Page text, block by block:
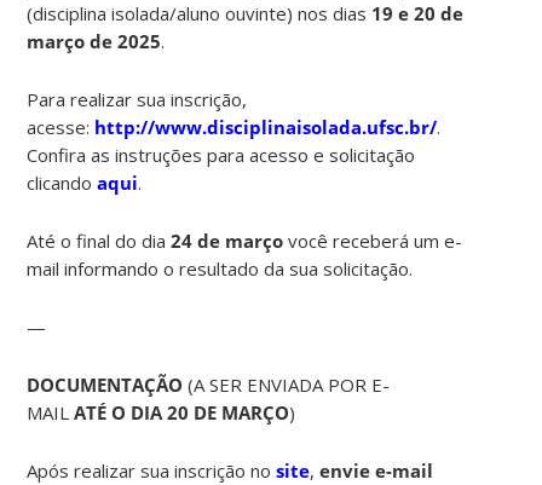
(disciplina isolada/aluno ouvinte) nos dias 19 e 20 de
março de 2025.
Para realizar sua inscrição,
acesse: http://www.disciplinaisolada.ufsc.br/.
Confira as instruções para acesso e solicitação
clicandoaqui.
Até o final do dia 24 de março você receberá um e-
mail informando o resultado da sua solicitação.
—
DOCUMENTAÇÃO (A SER ENVIADA POR E-
MAILATÉ O DIA 20 DE MARÇO)
Após realizar sua inscrição nosite,envie e-mail